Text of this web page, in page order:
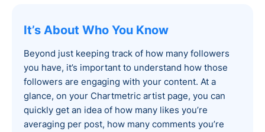
It’s About Who You Know
Beyond just keeping track of how many followers
you have, it’s important to understand how those
followers are engaging with your content. At a
glance, on your Chartmetric artist page, you can
quickly get an idea of how many likes you’re
averaging per post, how many comments you’re